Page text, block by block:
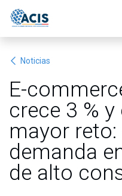
Noticias
E-
crece 3 %
mayor
demanda
de alto